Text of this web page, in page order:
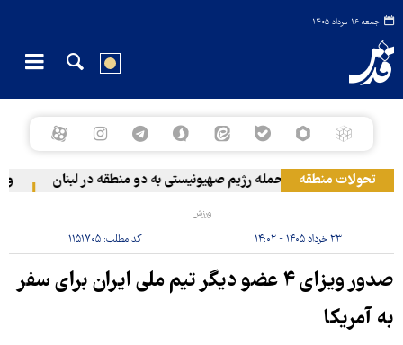
جمعه ۱۶ مرداد ۱۴۰۵
تحولات منطقه حمله رژیم صهیونیستی به دو منطقه در لبنان
ورزش
۲۳ خرداد ۱۴۰۵ - ۱۴:۰۲ کد مطلب: ۱۱۵۱۷۰۵
صدور ویزای ۴ عضو دیگر تیم ملی ایران برای سفر
به آمریکا